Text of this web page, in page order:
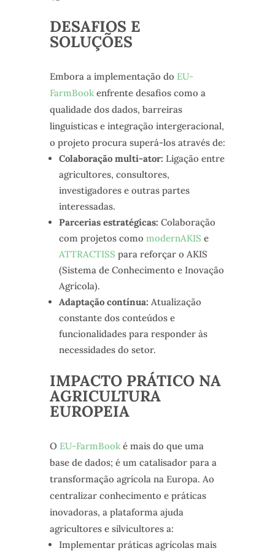
DESAFIOS E
SOLUÇÕES
Embora a implementação do EU-
FarmBookenfrente desafios como a
qualidade dos dados, barreiras
linguísticas e integração intergeracional,
o projeto procura superá-los através de:
Colaboração multi-ator: Ligação entre
agricultores, consultores,
investigadores e outras partes
interessadas.
Parcerias estratégicas: Colaboração
com projetos como modernAKIS e
ATTRACTISS para reforçar o AKIS
(Sistema de Conhecimento e Inovação
Agrícola).
Adaptação contínua: Atualização
constante dos conteúdos e
funcionalidades para responder às
necessidades do setor.
IMPACTO PRÁTICO NA
AGRICULTURA
EUROPEIA
O EU-FarmBooké mais do que uma
base de dados; é um catalisador para a
transformação agrícola na Europa. Ao
centralizar conhecimento e práticas
inovadoras, a plataforma ajuda
agricultores e silvicultores a:
Implementar práticas agrícolas mais